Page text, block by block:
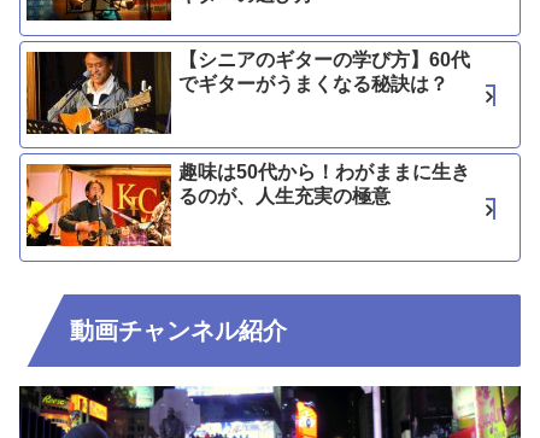
【シニアのギターの学び方】60代
でギターがうまくなる秘訣は？
趣味は50代から！わがままに生き
るのが、人生充実の極意
動画チャンネル紹介